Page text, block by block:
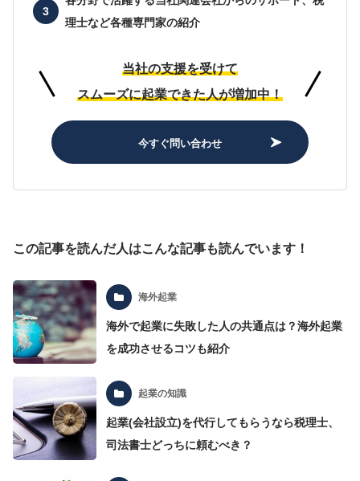
理士など各種専門家の紹介
当社の支援を受けて
スムーズに起業できた人が増加中！
今すぐ問い合わせ
この記事を読んだ人はこんな記事も読んでいます！
海外起業
海外で起業に失敗した人の共通点は？海外起業
を成功させるコツも紹介
起業の知識
起業(会社設立)を代行してもらうなら税理士、
司法書士どっちに頼むべき？